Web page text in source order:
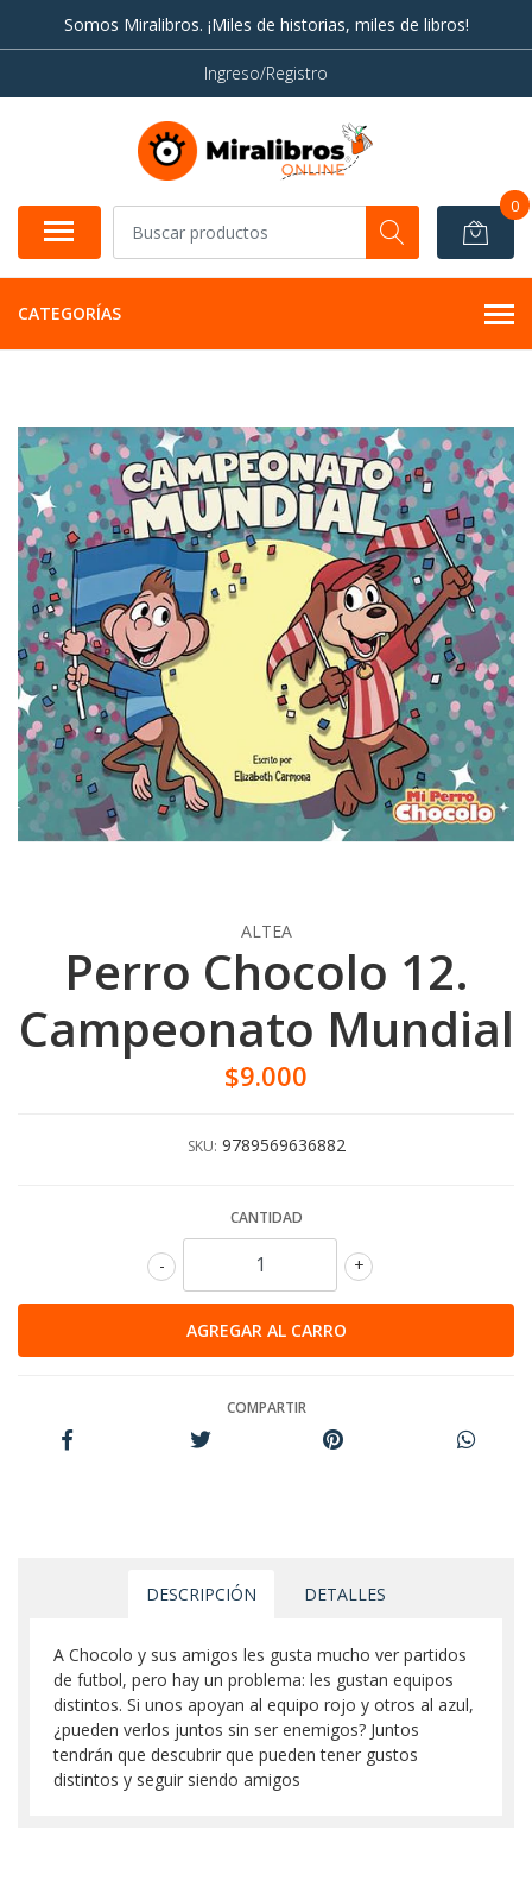
Somos Miralibros. ¡Miles de historias, miles de libros!
Ingreso/Registro
0
CATEGORÍAS
ALTEA
Perro Chocolo 12.
Campeonato Mundial
$9.000
SKU: 9789569636882
CANTIDAD
+
-
COMPARTIR
DESCRIPCIÓN DETALLES
A Chocolo y sus amigos les gusta mucho ver partidos
de futbol, pero hay un problema: les gustan equipos
distintos. Si unos apoyan al equipo rojo y otros al azul,
¿pueden verlos juntos sin ser enemigos? Juntos
tendrán que descubrir que pueden tener gustos
distintos y seguir siendo amigos